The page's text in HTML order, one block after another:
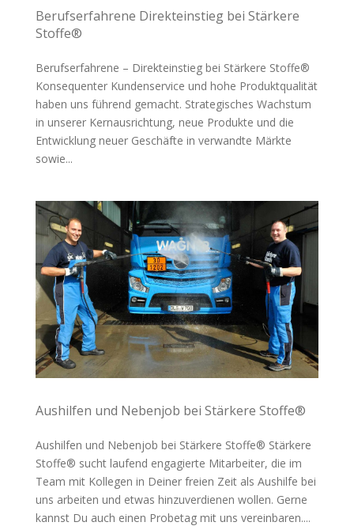
Berufserfahrene Direkteinstieg bei Stärkere
Stoffe®
Berufserfahrene – Direkteinstieg bei Stärkere Stoffe®
Konsequenter Kundenservice und hohe Produktqualität
haben uns führend gemacht. Strategisches Wachstum
in unserer Kernausrichtung, neue Produkte und die
Entwicklung neuer Geschäfte in verwandte Märkte
sowie...
Aushilfen und Nebenjob bei Stärkere Stoffe®
Aushilfen und Nebenjob bei Stärkere Stoffe® Stärkere
Stoffe® sucht laufend engagierte Mitarbeiter, die im
Team mit Kollegen in Deiner freien Zeit als Aushilfe bei
uns arbeiten und etwas hinzuverdienen wollen. Gerne
kannst Du auch einen Probetag mit uns vereinbaren....